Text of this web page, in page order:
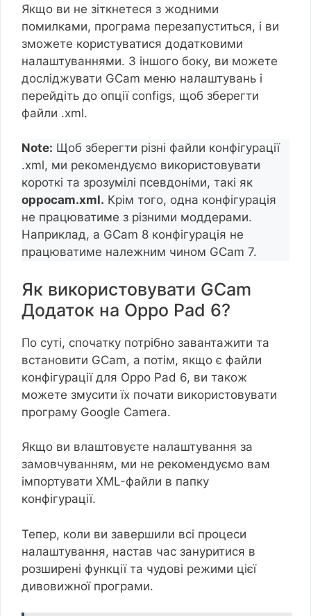
Якщо ви не зіткнетеся з жодними
помилками, програма перезапуститься, і ви
зможете користуватися додатковими
налаштуваннями. З іншого боку, ви можете
досліджувати GCam меню налаштувань і
перейдіть до опції configs, щоб зберегти
файли .xml.
Note: Щоб зберегти різні файли конфігурації
.xml, ми рекомендуємо використовувати
короткі та зрозумілі псевдоніми, такі як
oppocam.xml. Крім того, одна конфігурація
не працюватиме з різними моддерами.
Наприклад, a GCam 8 конфігурація не
працюватиме належним чином GCam 7.
Як використовувати GCam
Додаток на Oppo Pad 6?
По суті, спочатку потрібно завантажити та
встановити GCam, а потім, якщо є файли
конфігурації для Oppo Pad 6, ви також
можете змусити їх почати використовувати
програму Google Camera.
Якщо ви влаштовуєте налаштування за
замовчуванням, ми не рекомендуємо вам
імпортувати XML-файли в папку
конфігурації.
Тепер, коли ви завершили всі процеси
налаштування, настав час зануритися в
розширені функції та чудові режими цієї
дивовижної програми.